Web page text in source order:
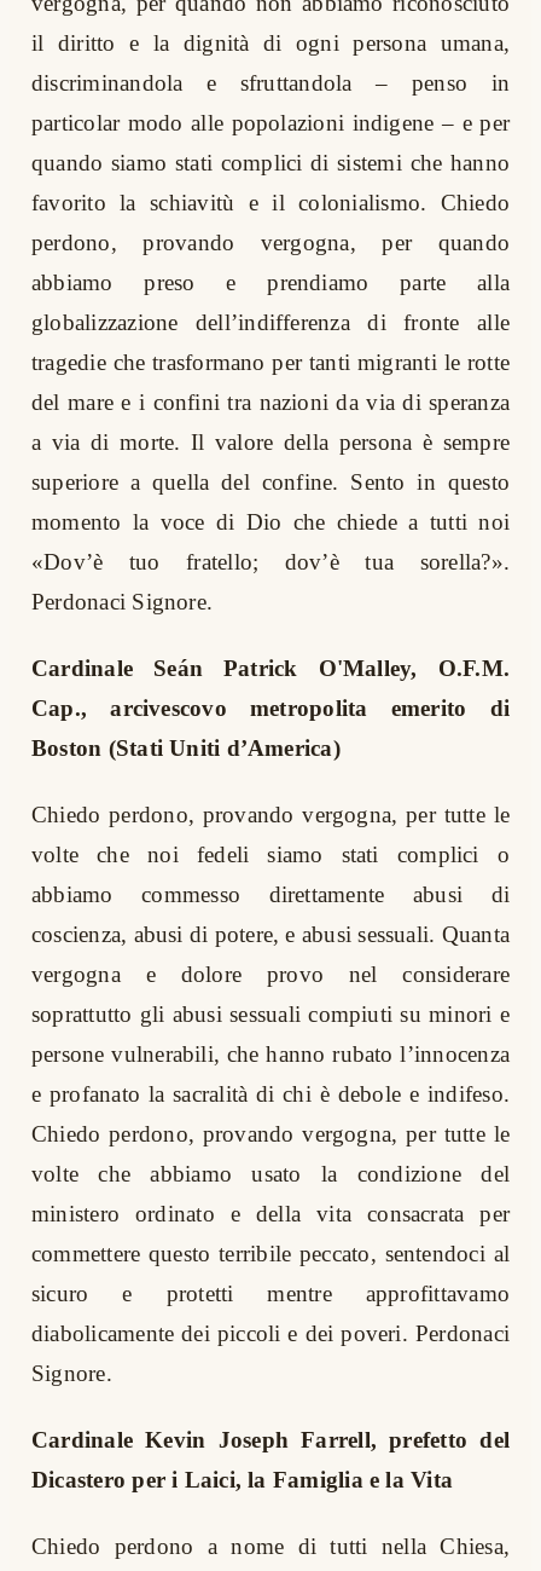
il diritto e la dignità di ogni persona umana,
discriminandola e sfruttandola – penso in
particolar modo alle popolazioni indigene – e per
quando siamo stati complici di sistemi che hanno
favorito la schiavitù e il colonialismo. Chiedo
perdono, provando vergogna, per quando
abbiamo preso e prendiamo parte alla
globalizzazione dell’indifferenza di fronte alle
tragedie che trasformano per tanti migranti le rotte
del mare e i confini tra nazioni da via di speranza
a via di morte. Il valore della persona è sempre
superiore a quella del confine. Sento in questo
momento la voce di Dio che chiede a tutti noi
«Dov’è tuo fratello; dov’è tua sorella?».
Perdonaci Signore.
Cardinale Seán Patrick O'Malley, O.F.M.
Cap., arcivescovo metropolita emerito di
Boston (Stati Uniti d’America)
Chiedo perdono, provando vergogna, per tutte le
volte che noi fedeli siamo stati complici o
abbiamo commesso direttamente abusi di
coscienza, abusi di potere, e abusi sessuali. Quanta
vergogna e dolore provo nel considerare
soprattutto gli abusi sessuali compiuti su minori e
persone vulnerabili, che hanno rubato l’innocenza
e profanato la sacralità di chi è debole e indifeso.
Chiedo perdono, provando vergogna, per tutte le
volte che abbiamo usato la condizione del
ministero ordinato e della vita consacrata per
commettere questo terribile peccato, sentendoci al
sicuro e protetti mentre approfittavamo
diabolicamente dei piccoli e dei poveri. Perdonaci
Signore.
Cardinale Kevin Joseph Farrell, prefetto del
Dicastero per i Laici, la Famiglia e la Vita
Chiedo perdono a nome di tutti nella Chiesa,